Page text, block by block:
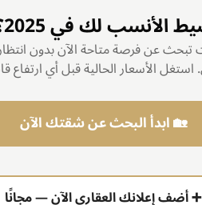
الأنسب لك في 2025؟
تبحث عن فرصة متاحة الآن بدون
الأسعار الحالية قبل أي ارتفاع
🏡 ابدأ البحث عن شقتك الآن
➕ أضف إعلانك العقاري الآن — مجانًا